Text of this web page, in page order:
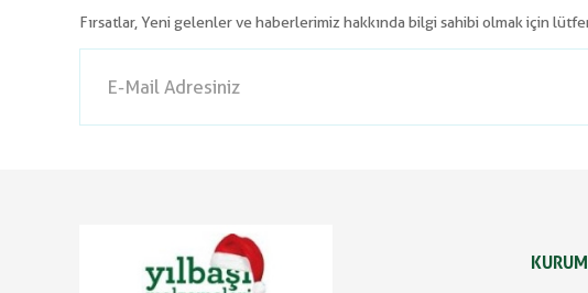
Fırsatlar, Yeni gelenler ve haberlerimiz hakkında bilgi sahibi olmak için